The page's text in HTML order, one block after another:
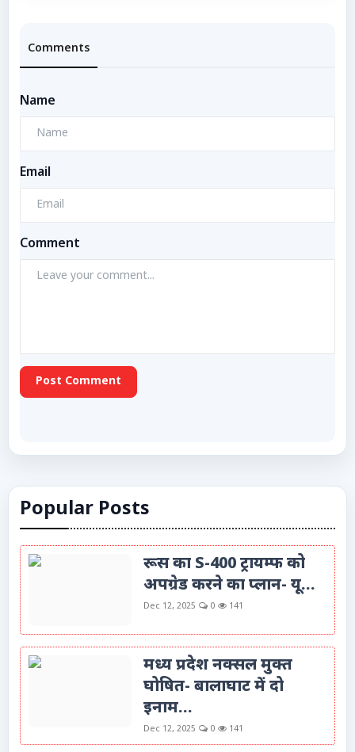
Comments
Name
Email
Comment
Post Comment
Popular Posts
रूस का S-400 ट्रायम्फ को
अपग्रेड करने का प्लान- यू...
Dec 12, 2025 0 141
मध्य प्रदेश नक्सल मुक्त
घोषित- बालाघाट में दो
इनाम...
Dec 12, 2025 0 141